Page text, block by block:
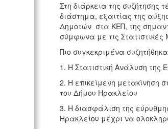
Στη διάρκεια της συζήτησης
διάστημα, εξαιτίας της
Δημοτών στα ΚΕΠ, της
σύμφωνα με τις
Πιο συγκεκριμένα
1. Η Στατιστική Ανάλυση
2. Η επικείμενη μετακίνηση
του Δήμου Ηρακλείου
3. Η διασφάλιση της
Ηρακλείου μέχρι να